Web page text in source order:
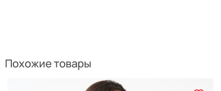
Похожие товары